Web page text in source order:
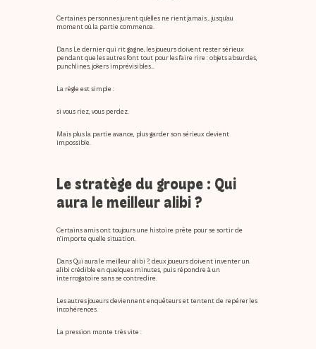
Certaines personnes jurent qu’elles ne rient jamais… jusqu’au
moment où la partie commence.
Dans Le dernier qui rit gagne , les joueurs doivent rester sérieux
pendant que les autres font tout pour les faire rire : objets absurdes,
punchlines, jokers imprévisibles…
La règle est simple :
si vous riez, vous perdez.
Mais plus la partie avance, plus garder son sérieux devient
impossible.
Le stratège du groupe : Qui
aura le meilleur alibi ?
Certains amis ont toujours une histoire prête pour se sortir de
n’importe quelle situation.
Dans Qui aura le meilleur alibi ?, deux joueurs doivent inventer un
alibi crédible en quelques minutes, puis répondre à un
interrogatoire sans se contredire.
Les autres joueurs deviennent enquêteurs et tentent de repérer les
incohérences.
La pression monte très vite :